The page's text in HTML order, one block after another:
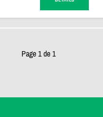
Page 1 de 1